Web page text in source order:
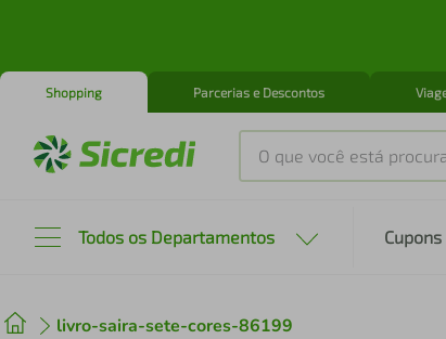
Shopping Parcerias e Descontos
O que você está
Todos os Departamentos Cupons
livro-saira-sete-cores-86199
2º cafeteira